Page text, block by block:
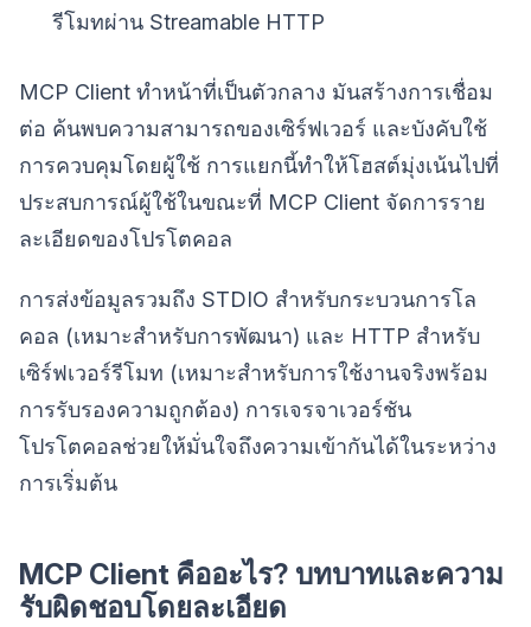
รีโมทผ่าน Streamable HTTP
MCP Client ทำหน้าที่เป็นตัวกลาง มันสร้างการเชื่อม
ต่อ ค้นพบความสามารถของเซิร์ฟเวอร์ และบังคับใช้
การควบคุมโดยผู้ใช้ การแยกนี้ทำให้โฮสต์มุ่งเน้นไปที่
ประสบการณ์ผู้ใช้ในขณะที่ MCP Client จัดการราย
ละเอียดของโปรโตคอล
การส่งข้อมูลรวมถึง STDIO สำหรับกระบวนการโล
คอล (เหมาะสำหรับการพัฒนา) และ HTTP สำหรับ
เซิร์ฟเวอร์รีโมท (เหมาะสำหรับการใช้งานจริงพร้อม
การรับรองความถูกต้อง) การเจรจาเวอร์ชัน
โปรโตคอลช่วยให้มั่นใจถึงความเข้ากันได้ในระหว่าง
การเริ่มต้น
MCP Client คืออะไร? บทบาทและความ
รับผิดชอบโดยละเอียด